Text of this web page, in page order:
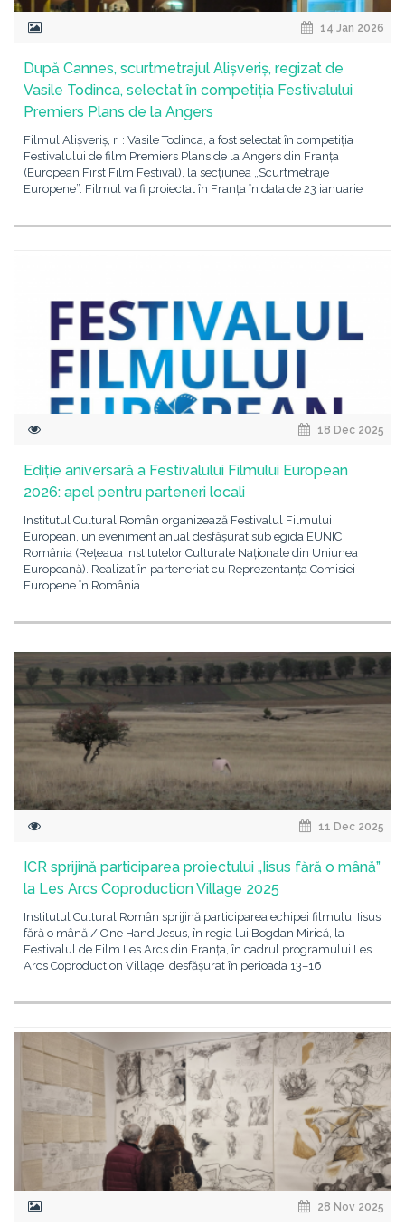
14 Jan 2026
După Cannes, scurtmetrajul Alișveriș, regizat de
Vasile Todinca, selectat în competiția Festivalului
Premiers Plans de la Angers
Filmul Alișveriș, r. : Vasile Todinca, a fost selectat în competiția
Festivalului de film Premiers Plans de la Angers din Franța
(European First Film Festival), la secțiunea „Scurtmetraje
Europene”. Filmul va fi proiectat în Franța în data de 23 ianuarie
18 Dec 2025
Ediție aniversară a Festivalului Filmului European
2026: apel pentru parteneri locali
Institutul Cultural Român organizează Festivalul Filmului
European, un eveniment anual desfășurat sub egida EUNIC
România (Rețeaua Institutelor Culturale Naționale din Uniunea
Europeană). Realizat în parteneriat cu Reprezentanța Comisiei
Europene în România
11 Dec 2025
ICR sprijină participarea proiectului „Iisus fără o mână”
la Les Arcs Coproduction Village 2025
Institutul Cultural Român sprijină participarea echipei filmului Iisus
fără o mână / One Hand Jesus, în regia lui Bogdan Mirică, la
Festivalul de Film Les Arcs din Franța, în cadrul programului Les
Arcs Coproduction Village, desfășurat în perioada 13–16
28 Nov 2025